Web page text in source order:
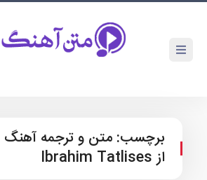
برچسب:
از Ibrahim Tatlises